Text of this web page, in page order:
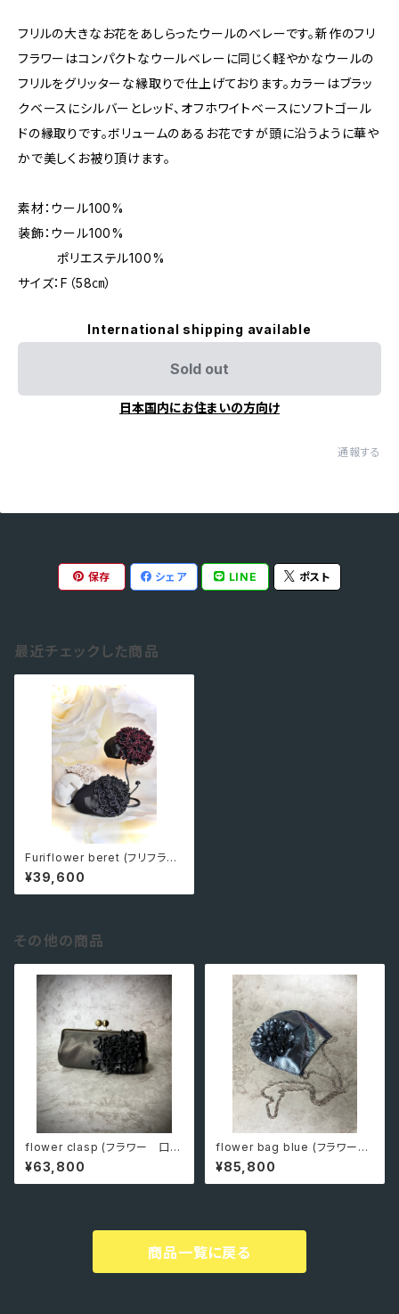
フリルの大きなお花をあしらったウールのベレーです。新作のフリ
フラワーはコンパクトなウールベレーに同じく軽やかなウールの
フリルをグリッターな縁取りで仕上げております。カラーはブラッ
クベースにシルバーとレッド、オフホワイトベースにソフトゴール
ドの縁取りです。ボリュームのあるお花ですが頭に沿うように華や
かで美しくお被り頂けます。
素材：ウール100%
装飾：ウール100%
ポリエステル100%
サイズ：F（58㎝）
International shipping available
Sold out
日本国内にお住まいの方向け
通報する
保存 シェア LINE ポスト
最近チェックした商品
Furiflower beret (フリフラワ
ーベレー）
¥39,600
その他の商品
flower clasp (フラワー 口
金）
¥63,800
flower bag blue (フラワーバ
ッグ ブルー）一点もの
¥85,800
商品一覧に戻る